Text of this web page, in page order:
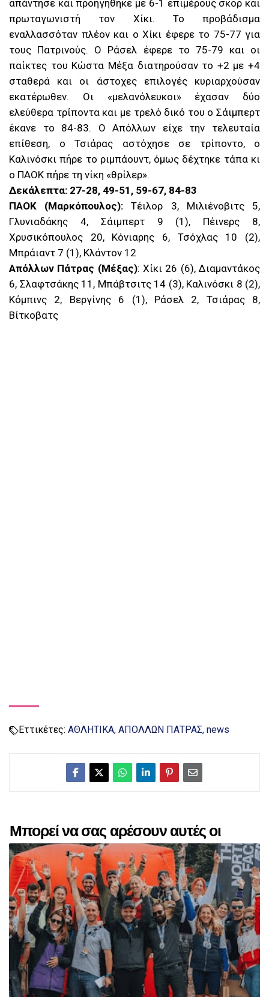
απάντησε και προηγήθηκε με 6-1 επιμέρους σκορ και
πρωταγωνιστή τον Χίκι. Το προβάδισμα
εναλλασσόταν πλέον και ο Χίκι έφερε το 75-77 για
τους Πατρινούς. Ο Ράσελ έφερε το 75-79 και οι
παίκτες του Κώστα Μέξα διατηρούσαν το +2 με +4
σταθερά και οι άστοχες επιλογές κυριαρχούσαν
εκατέρωθεν. Οι «μελανόλευκοι» έχασαν δύο
ελεύθερα τρίποντα και με τρελό δικό του ο Σάιμπερτ
έκανε το 84-83. Ο Απόλλων είχε την τελευταία
επίθεση, ο Τσιάρας αστόχησε σε τρίποντο, ο
Καλινόσκι πήρε το ριμπάουντ, όμως δέχτηκε τάπα κι
ο ΠΑΟΚ πήρε τη νίκη «θρίλερ».
Δεκάλεπτα: 27-28, 49-51, 59-67, 84-83
ΠΑΟΚ (Μαρκόπουλος): Τέιλορ 3, Μιλιένοβιτς 5,
Γλυνιαδάκης 4, Σάιμπερτ 9 (1), Πέινερς 8,
Χρυσικόπουλος 20, Κόνιαρης 6, Τσόχλας 10 (2),
Μπράιαντ 7 (1), Κλάντον 12
Απόλλων Πάτρας (Μέξας): Χίκι 26 (6), Διαμαντάκος
6, Σλαφτσάκης 11, Μπάβτσιτς 14 (3), Καλινόσκι 8 (2),
Κόμπινς 2, Βεργίνης 6 (1), Ράσελ 2, Τσιάρας 8,
Βίτκοβατς
Εττικέτες: ΑΘΛΗΤΙΚΑ ΑΠΟΛΛΩΝ ΠΑΤΡΑΣ news
Μπορεί να σας αρέσουν αυτές οι
αναρτήσεις